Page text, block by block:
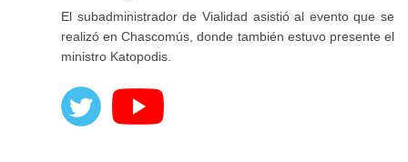
El subadministrador de Vialidad asistió al evento que se
realizó en Chascomús, donde también estuvo presente el
ministro Katopodis.